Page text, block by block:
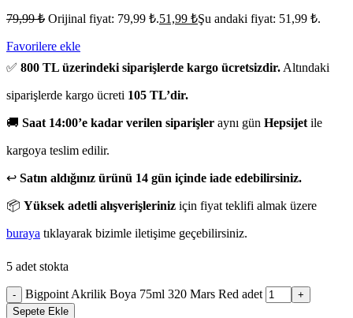
79,99₺ Orijinal fiyat: 79,99 ₺.51,99 ₺Şu andaki fiyat: 51,99 ₺.
Favorilere ekle
✅ 800 TL üzerindeki siparişlerde kargo ücretsizdir. Altındaki
siparişlerde kargo ücreti 105 TL’dir.
🚚 Saat 14:00’e kadar verilen siparişler aynı gün Hepsijet ile
kargoya teslim edilir.
↩️ Satın aldığınız ürünü 14 gün içinde iade edebilirsiniz.
📦 Yüksek adetli alışverişleriniz için fiyat teklifi almak üzere
buraya tıklayarak bizimle iletişime geçebilirsiniz.
5 adet stokta
- Bigpoint Akrilik Boya 75ml 320 Mars Red adet
+
Sepete Ekle